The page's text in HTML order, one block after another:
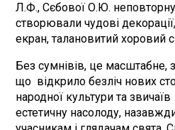
Л.Ф., Сєбової О.Ю.
створювали чудові
екран, талановитий хоровий
Без сумнівів, це масштабне,
що відкрило безліч нових
народної культури та
естетичну насолоду,